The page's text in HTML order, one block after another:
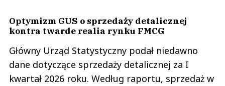
Optymizm GUS o sprzedaży detalicznej
kontra twarde realia rynku FMCG
Główny Urząd Statystyczny podał niedawno
dane dotyczące sprzedaży detalicznej za I
kwartał 2026 roku. Według raportu, sprzedaż w